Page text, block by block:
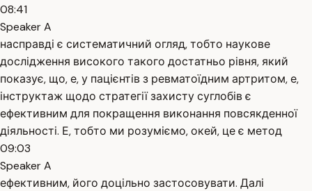
08:41
Speaker A
насправді є систематичний огляд, тобто наукове
дослідження високого такого достатньо рівня, який
показує, що, е, у пацієнтів з ревматоїдним артритом, е,
інструктаж щодо стратегії захисту суглобів є
ефективним для покращення виконання повсякденної
діяльності. Е, тобто ми розуміємо, окей, це є метод
09:03
Speaker A
ефективним, його доцільно застосовувати. Далі